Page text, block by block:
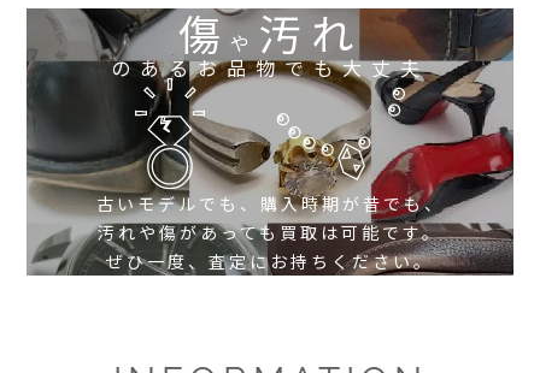
傷や 汚れ
のあるお品物でも大丈夫
古いモデルでも、購入時期が昔でも、
汚れや傷があっても買取は可能です。
ぜひ一度、査定にお持ちください。